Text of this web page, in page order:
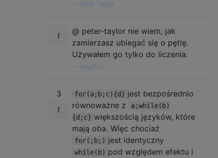
Peter Taylor
@ peter-taylor nie wiem, jak
zamierzasz ubiegać się o pętlę.
Używałem go tylko do liczenia.
jing3142
3 for(a;b;c){d} jest bezpośrednio
równoważne z
a;while(b)
{d;c} większością języków, które
mają oba. Więc chociaż
for(;b;) jest identyczny
while(b) pod względem efektu i